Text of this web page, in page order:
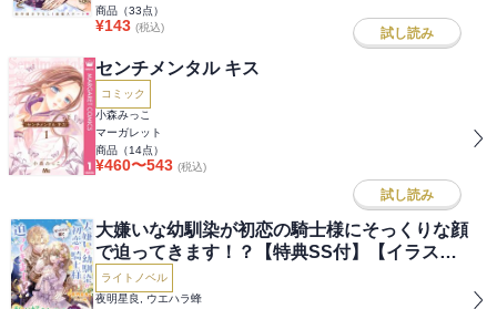
商品（33点）
¥143 (税込) 試し読み
センチメンタル キス
コミック
小森みっこ
マーガレット
商品（14点）
¥460〜543 (税込)
試し読み
大嫌いな幼馴染が初恋の騎士様にそっくりな顔
で迫ってきます！？【特典SS付】【イラスト
付】
ライトノベル
夜明星良, ウエハラ蜂